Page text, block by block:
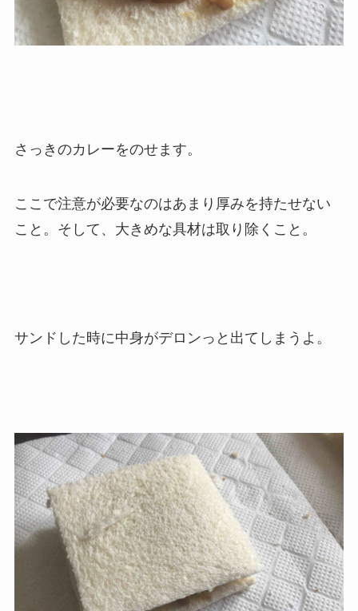
さっきのカレーをのせます。
ここで注意が必要なのはあまり厚みを持たせない
こと。そして、大きめな具材は取り除くこと。
サンドした時に中身がデロンっと出てしまうよ。